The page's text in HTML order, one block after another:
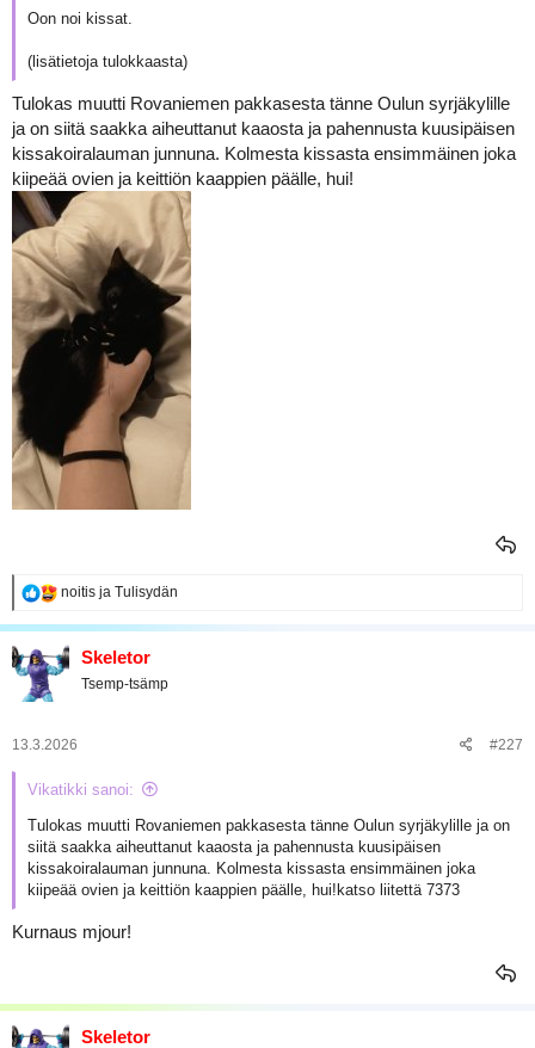
Oon noi kissat.
(lisätietoja tulokkaasta)
Tulokas muutti Rovaniemen pakkasesta tänne Oulun syrjäkylille
ja on siitä saakka aiheuttanut kaaosta ja pahennusta kuusipäisen
kissakoiralauman junnuna. Kolmesta kissasta ensimmäinen joka
kiipeää ovien ja keittiön kaappien päälle, hui!
R
a
k
t
:
noitis ja Tulisydän
Skeletor
Tsemp-tsämp
13.3.2026 #227
Vikatikki sanoi:
Tulokas muutti Rovaniemen pakkasesta tänne Oulun syrjäkylille ja on
siitä saakka aiheuttanut kaaosta ja pahennusta kuusipäisen
kissakoiralauman junnuna. Kolmesta kissasta ensimmäinen joka
kiipeää ovien ja keittiön kaappien päälle, hui! katso liitettä 7373
Kurnaus mjour!
Skeletor